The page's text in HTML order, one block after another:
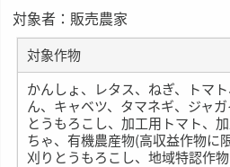
対象者：販売農家
対象作物
かんしょ、レタス、ねぎ、トマ
ん、キャベツ、タマネギ、ジャ
とうもろこし、加工用トマト、
ちゃ、有機農産物(高収益作物に
刈りとうもろこし、地域特認作物